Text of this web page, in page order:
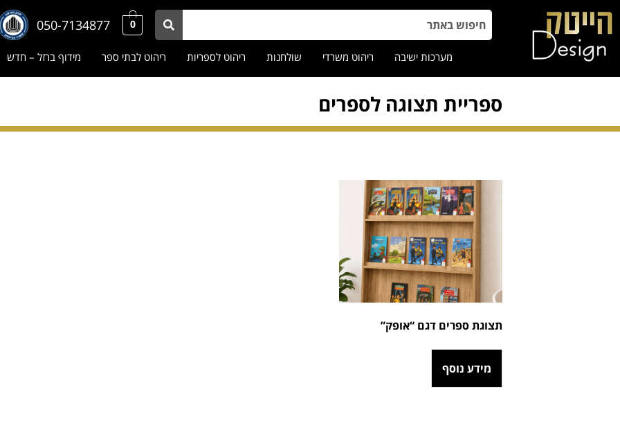
0
050-7134877
מערכות ישיבה ריהוט משרדי שולחנות ריהוט לספריות ריהוט לבתי ספר מידוף ברזל – חדש
ספריית תצוגה לספרים
תצוגת ספרים דגם “אופק”
מידע נוסף